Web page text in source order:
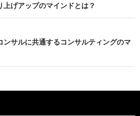
げアップのマインドとは？
ンサルに共通するコンサルティングのマ